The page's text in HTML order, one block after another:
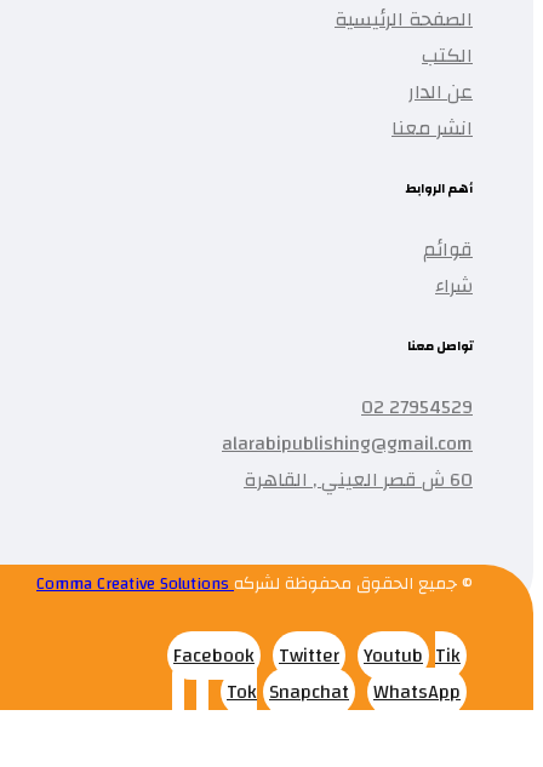
الصفحة الرئيسية
الكتب
عن الدار
انشر معنا
أهم الروابط
قوائم
شراء
تواصل معنا
27954529 02
alarabipublishing@gmail.com
60 ش قصر العيني , القاهرة
© جميع الحقوق محفوظة لشركهComma Creative Solutions
Facebook Twitter Youtub Tik
Tok Snapchat WhatsApp